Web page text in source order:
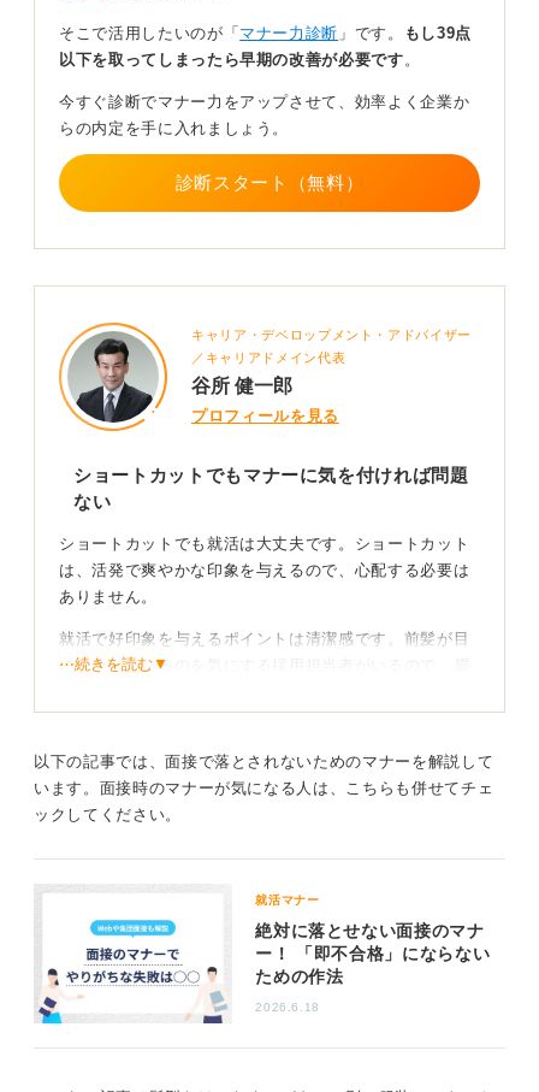
ュアルな印象を与え、前髪を分けて流すなどして顔や眉
毛が見えるようにするとカチッとしたフォーマルな印象
になり、年上の人から見ても好印象になりやすいと言え
活発な良い印象を与える武器だとポジティブに捉え
よう
ることができるケースがあるかということですが、ショ
質問者さんはショートカットとのことなので、自身の良
さを伝えることができる武器だと思ってポジティブに捉
えると良いと思いますよ。
そこで活用したいのが「 マナー力診断 」です。
もし39点
以下を取ってしまったら早期の改善が必要です 。
今すぐ診断でマナー力をアップさせて、効率よく企業か
らの内定を手に入れましょう。
診断スタート（無料）
キャリア・デベロップメント・アドバイザー
／キャリアドメイン代表
谷所 健一郎
プロフィールを見る
ショートカットでもマナーに気を付ければ問題
ない
ショートカットでも就活は大丈夫です。ショートカット
は、活発で爽やかな印象を与えるので、心配する必要は
ありません。
就活で好印象を与えるポイントは清潔感です。前髪が目
にかかっているのを気にする採用担当者がいるので、眉
からないようにしましょう。
また明るい髪色はビジネスに適していないと思われる可
能性があるので、黒髪で臨んだ方が良いですね。ショー
トカットは、お辞儀をするとき髪が落ちてくると印象が
ロングヘアーの人は髪をまとめることで、スッキリした
印象を与えることができます。
すっきりまとめ中途半端な長さにならないよう注意
しよう
⋯続きを読む▼
以下の記事では、面接で落とされないためのマナーを解説して
います。面接時のマナーが気になる人は、こちらも併せてチェ
ックしてください。
就活マナー
絶対に落とせない面接のマナ
ー！ 「即不合格」にならない
ための作法
2026.6.18